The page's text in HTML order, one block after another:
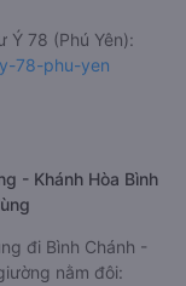
Ý 78 (Phú Yên):
78-phu-yen
- Khánh Hòa Bình
đi Bình Chánh -
nằm đôi: